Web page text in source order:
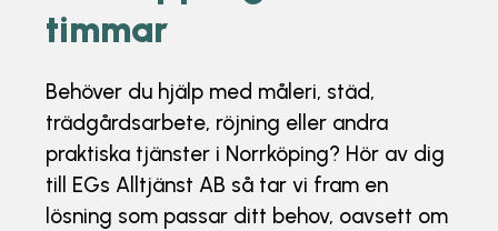
timmar
Behöver du hjälp med måleri, städ,
trädgårdsarbete, röjning eller andra
praktiska tjänster i Norrköping? Hör av dig
till EGs Alltjänst AB så tar vi fram en
lösning som passar ditt behov, oavsett om